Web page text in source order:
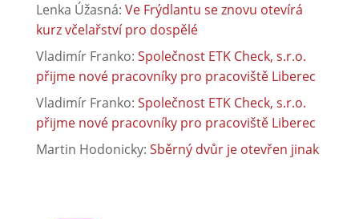
Lenka Úžasná: Ve Frýdlantu se znovu otevírá
kurz včelařství pro dospělé
Vladimír Franko: Společnost ETK Check, s.r.o.
přijme nové pracovníky pro pracoviště Liberec
Vladimír Franko: Společnost ETK Check, s.r.o.
přijme nové pracovníky pro pracoviště Liberec
Martin Hodonicky: Sběrný dvůr je otevřen jinak